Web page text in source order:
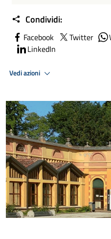
Condividi:
Facebook Twitter
LinkedIn
Vedi azioni